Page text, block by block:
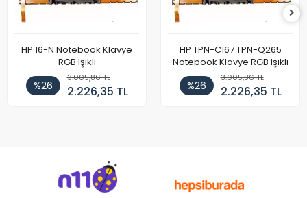
HP 16-N Notebook Klavye
RGB Işıklı
%26
3.005,86 TL
2.226,35 TL
HP TPN-C167 TPN-Q265
Notebook Klavye RGB Işıklı
%26
3.005,86 TL
2.226,35 TL